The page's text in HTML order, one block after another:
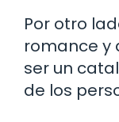
Por otro
romance y
ser un
de los